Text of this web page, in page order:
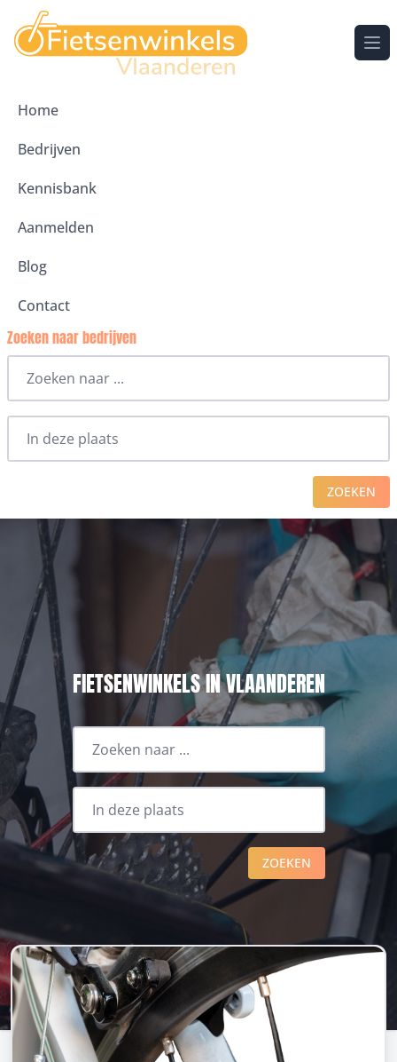
Home
Bedrijven
Kennisbank
Aanmelden
Blog
Contact
Zoeken naar bedrijven
ZOEKEN
FIETSENWINKELS IN VLAANDEREN
ZOEKEN